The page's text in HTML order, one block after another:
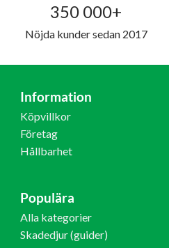
350 000+
Nöjda kunder sedan 2017
Information
Köpvillkor
Företag
Hållbarhet
Populära
Alla kategorier
Skadedjur (guider)